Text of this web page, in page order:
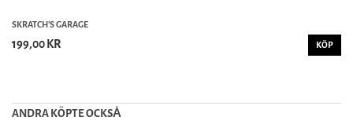
SKRATCH'S GARAGE
199,00 KR KÖP
ANDRA KÖPTE OCKSȦ